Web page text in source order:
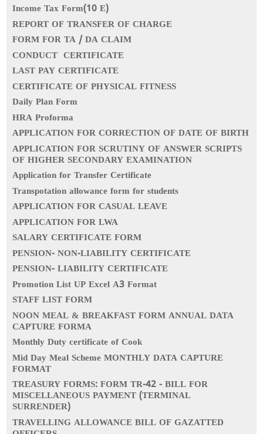
Income Tax Form(10 E)
REPORT OF TRANSFER OF CHARGE
FORM FOR TA / DA CLAIM
CONDUCT CERTIFICATE
LAST PAY CERTIFICATE
CERTIFICATE OF PHYSICAL FITNESS
Daily Plan Form
HRA Proforma
APPLICATION FOR CORRECTION OF DATE OF BIRTH
APPLICATION FOR SCRUTINY OF ANSWER SCRIPTS
OF HIGHER SECONDARY EXAMINATION
Application for Transfer Certificate
Transpotation allowance form for students
APPLICATION FOR CASUAL LEAVE
APPLICATION FOR LWA
SALARY CERTIFICATE FORM
PENSION- NON-LIABILITY CERTIFICATE
PENSION- LIABILITY CERTIFICATE
Promotion List UP Excel A3 Format
STAFF LIST FORM
NOON MEAL & BREAKFAST FORM ANNUAL DATA
CAPTURE FORMA
Monthly Duty certificate of Cook
Mid Day Meal Scheme MONTHLY DATA CAPTURE
FORMAT
TREASURY FORMS: FORM TR-42 - BILL FOR
MISCELLANEOUS PAYMENT (TERMINAL
SURRENDER)
TRAVELLING ALLOWANCE BILL OF GAZATTED